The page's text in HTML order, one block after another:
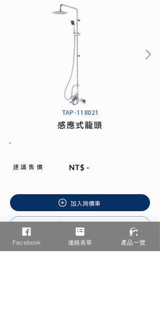
TAP-118021
感應式龍頭
-
建 議 售 價 NT$ -
加入詢價車
安裝說明書
Facebook 連絡表單 產品一覽